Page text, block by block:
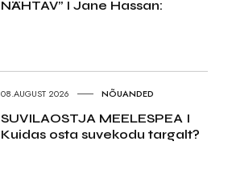
NÄHTAV” I Jane Hassan:
08.AUGUST 2026 NÕUANDED
SUVILAOSTJA MEELESPEA I
Kuidas osta suvekodu targalt?